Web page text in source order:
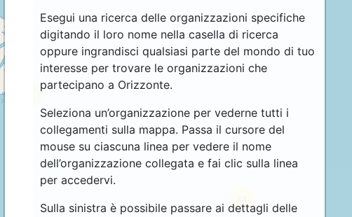
Esegui una ricerca delle organizzazioni specifiche
digitando il loro nome nella casella di ricerca
oppure ingrandisci qualsiasi parte del mondo di tuo
interesse per trovare le organizzazioni che
partecipano a Orizzonte.
Seleziona un’organizzazione per vederne tutti i
collegamenti sulla mappa. Passa il cursore del
mouse su ciascuna linea per vedere il nome
dell’organizzazione collegata e fai clic sulla linea
per accedervi.
Sulla sinistra è possibile passare ai dettagli delle